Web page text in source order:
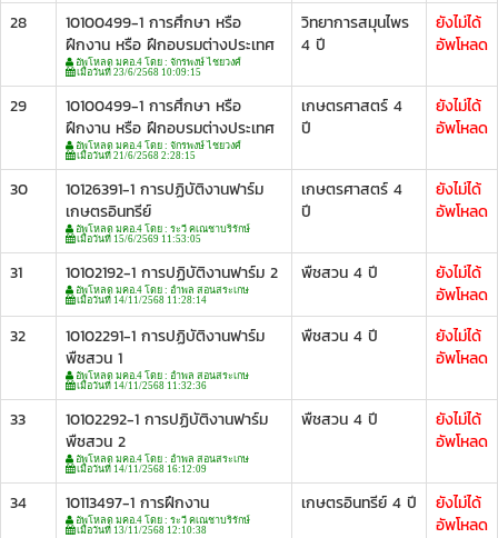
28
10100499-1 การศึกษา หรือ
ฝึกงาน หรือ ฝึกอบรมต่างประเทศ
อัพโหลด มคอ.4 โดย : จักรพงษ์ ไชยวงศ์
เมื่อวันที่ 23/6/2568 10:09:15
วิทยาการสมุนไพร
4 ปี
ยังไม่ได้
อัพโหลด
29
10100499-1 การศึกษา หรือ
ฝึกงาน หรือ ฝึกอบรมต่างประเทศ
อัพโหลด มคอ.4 โดย : จักรพงษ์ ไชยวงศ์
เมื่อวันที่ 21/6/2568 2:28:15
เกษตรศาสตร์ 4
ปี
ยังไม่ได้
อัพโหลด
30
10126391-1 การปฏิบัติงานฟาร์ม
เกษตรอินทรีย์
อัพโหลด มคอ.4 โดย : ระวี คเณชาบริรักษ์
เมื่อวันที่ 15/6/2569 11:53:05
เกษตรศาสตร์ 4
ปี
ยังไม่ได้
อัพโหลด
31 10102192-1 การปฏิบัติงานฟาร์ม 2
อัพโหลด มคอ.4 โดย : อำพล สอนสระเกษ
เมื่อวันที่ 14/11/2568 11:28:14
พืชสวน 4 ปี
ยังไม่ได้
อัพโหลด
32
10102291-1 การปฏิบัติงานฟาร์ม
พืชสวน 1
อัพโหลด มคอ.4 โดย : อำพล สอนสระเกษ
เมื่อวันที่ 14/11/2568 11:32:36
พืชสวน 4 ปี
ยังไม่ได้
อัพโหลด
33
10102292-1 การปฏิบัติงานฟาร์ม
พืชสวน 2
อัพโหลด มคอ.4 โดย : อำพล สอนสระเกษ
เมื่อวันที่ 14/11/2568 16:12:09
พืชสวน 4 ปี
ยังไม่ได้
อัพโหลด
34 10113497-1 การฝึกงาน
อัพโหลด มคอ.4 โดย : ระวี คเณชาบริรักษ์
เมื่อวันที่ 13/11/2568 12:10:38
เกษตรอินทรีย์ 4 ปี
ยังไม่ได้
อัพโหลด